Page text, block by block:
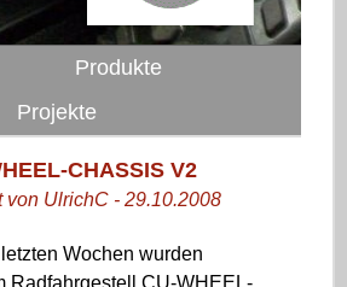
Produkte
Projekte
CHASSIS V2
von UlrichC - 29.10.2008
letzten Wochen wurden
Radfahrgestell CU-WHEEL-